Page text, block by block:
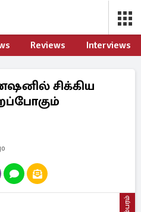
Reviews Interviews
சிக்கிய